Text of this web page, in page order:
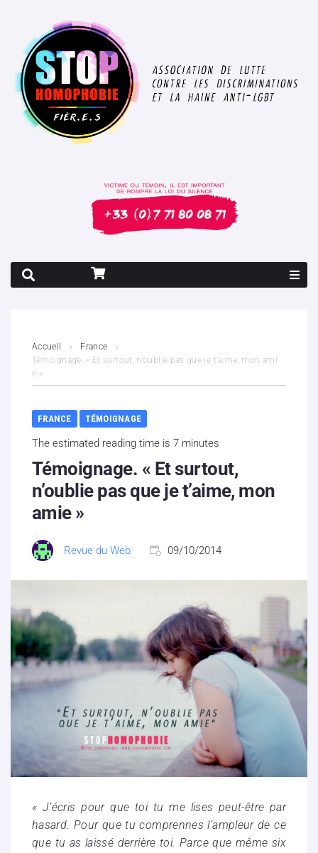
Contenus litigieux
Nous soutenir
Boutique
Partenaires
Contacts
Hébergement solidaire
Accueil
France
Témoignage. « Et surtout, n’oublie pas que je t’aime, mon ami
e »
FRANCE TÉMOIGNAGE
The estimated reading time is 7 minutes
Témoignage. « Et surtout,
n’oublie pas que je t’aime, mon
amie »
Revue du Web 09/10/2014
« J’écris pour que toi tu me lises peut-être par
hasard. Pour que tu comprennes l’ampleur de ce
que tu as laissé derrière toi. Parce que même six